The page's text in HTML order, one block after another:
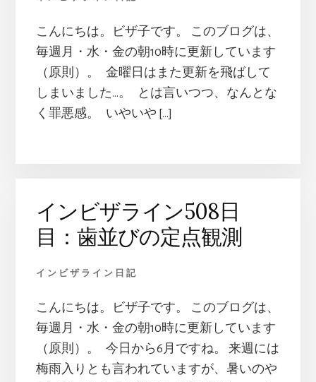
こんにちは。ビザ子です。 このブログは、
毎週月・水・金の朝10時に更新しています
（原則）。 金曜日はまた更新を飛ばして
しまいました…。 とは言いつつ、なんとな
く罪悪感。 いやいや […]
インビザライン508日
目：歯並びの定点観測
インビザライン日記
こんにちは。ビザ子です。 このブログは、
毎週月・水・金の朝10時に更新しています
（原則）。 今日から6月ですね。 来週には
梅雨入りとも言われていますが、暑いのや